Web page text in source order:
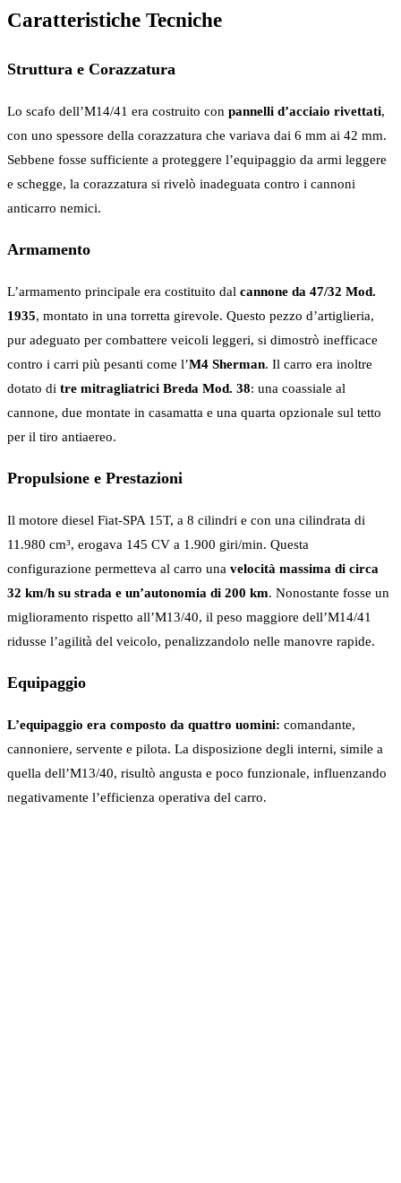
Caratteristiche Tecniche
Struttura e Corazzatura
Lo scafo dell’M14/41 era costruito con pannelli d’acciaio rivettati,
con uno spessore della corazzatura che variava dai 6 mm ai 42 mm.
Sebbene fosse sufficiente a proteggere l’equipaggio da armi leggere
e schegge, la corazzatura si rivelò inadeguata contro i cannoni
anticarro nemici.
Armamento
L’armamento principale era costituito dal cannone da 47/32 Mod.
1935, montato in una torretta girevole. Questo pezzo d’artiglieria,
pur adeguato per combattere veicoli leggeri, si dimostrò inefficace
contro i carri più pesanti come l’M4 Sherman. Il carro era inoltre
dotato di tre mitragliatrici Breda Mod. 38: una coassiale al
cannone, due montate in casamatta e una quarta opzionale sul tetto
per il tiro antiaereo.
Propulsione e Prestazioni
Il motore diesel Fiat-SPA 15T, a 8 cilindri e con una cilindrata di
11.980 cm³, erogava 145 CV a 1.900 giri/min. Questa
configurazione permetteva al carro una velocità massima di circa
32 km/h su strada e un’autonomia di 200 km. Nonostante fosse un
miglioramento rispetto all’M13/40, il peso maggiore dell’M14/41
ridusse l’agilità del veicolo, penalizzandolo nelle manovre rapide.
Equipaggio
L’equipaggio era composto da quattro uomini: comandante,
cannoniere, servente e pilota. La disposizione degli interni, simile a
quella dell’M13/40, risultò angusta e poco funzionale, influenzando
negativamente l’efficienza operativa del carro.